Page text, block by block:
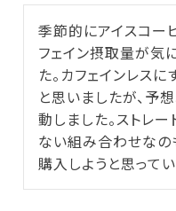
季節的にアイスコー
フェイン摂取量が気
た。カフェインレス
と思いましたが、予
動しました。ストレ
ない組み合わせなの
購入しようと思ってい